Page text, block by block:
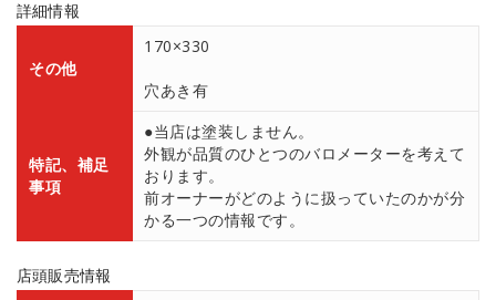
詳細情報
その他
170×330
穴あき有
特記、補足
事項
●当店は塗装しません。
外観が品質のひとつのバロメーターを考えて
おります。
前オーナーがどのように扱っていたのかが分
かる一つの情報です。
店頭販売情報